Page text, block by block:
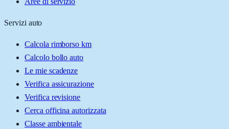
Servizi auto
Calcola rimborso km
Calcolo bollo auto
Le mie scadenze
Verifica assicurazione
Verifica revisione
Cerca officina autorizzata
Classe ambientale